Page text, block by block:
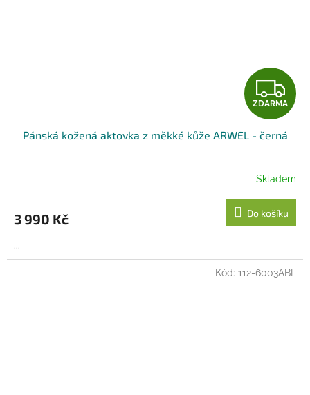
Z
D
A
R
M
A
ZDARMA
Pánská kožená aktovka z měkké kůže ARWEL - černá
Skladem
3 990 Kč Do košíku
...
Kód: 112-6003ABL